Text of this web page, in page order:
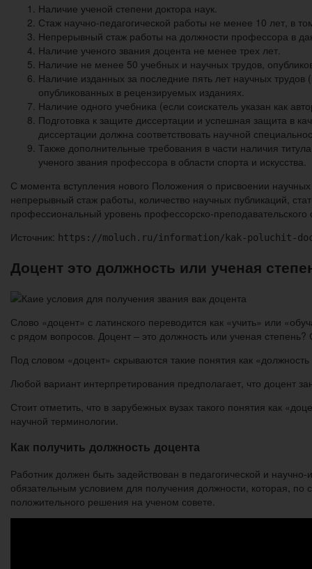
Наличие ученой степени доктора наук.
Стаж научно-педагогической работы не менее 10 лет, в
Непрерывный стаж работы на должности профессора в
Наличие ученого звания доцента не менее трех лет.
Наличие не менее 50 учебных и научных трудов,
Наличие изданных за последние пять лет научных
опубликованных в рецензируемых изданиях.
Наличие одного учебника (если соискатель указан как
Подготовка к защите диссертации и успешная защита в
диссертации должна соответствовать научной
Также дополнительные требования в части наличия
ученого звания профессора в области спорта и искусства.
С момента вступления нового Положения о присвоении
непрерывный стаж работы, количество научных публикаций,
профессиональный уровень профессорско-
Источник: https://moluch.ru/information/kak-poluchit-
Доцент это должность или ученая
Слово «доцент» с латинского переводится как «учить» или
с рядом вопросов. Доцент – это должность или ученая
Под словом «доцент» скрываются такие понятия как
Любой вариант интерпретирования предполагает, что доцент
Стоит отметить, что в зарубежных вузах такого понятия как
научной терминологии.
Как получить должность доцента
Работник должен быть задействован в педагогической и
обязательным условием для получения должности, которая, по
положительного решения на ученом совете.